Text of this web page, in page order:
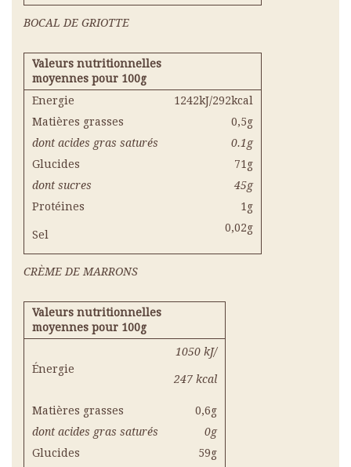
BOCAL DE GRIOTTE
Valeurs nutritionnelles
moyennes pour 100g
Energie
1242kJ/292kcal
Matières grasses
0,5g
dont acides gras saturés
0.1g
Glucides
71g
dont sucres
45g
Protéines
1g
Sel
0,02g
CRÈME DE MARRONS
Valeurs nutritionnelles
moyennes pour 100g
Énergie
1050 kJ/
247 kcal
Matières grasses
0,6g
dont acides gras saturés
0g
Glucides
59g